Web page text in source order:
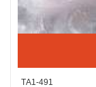
ТА1-491